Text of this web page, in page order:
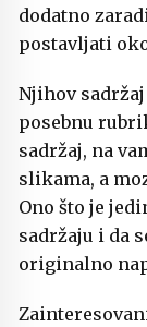
dodatno
postavljati
Njihov
posebnu
sadržaj, na
slikama, a
Ono što je
sadržaju i da
originalno